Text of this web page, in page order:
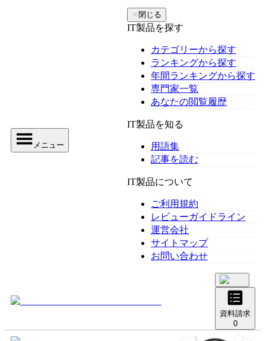
メニュー
✕ 閉じる
IT製品を探す
カテゴリーから探す
ランキングから探す
年間ランキングから探す
専門家一覧
あなたの閲覧履歴
IT製品を知る
用語集
記事を読む
IT製品について
ご利用規約
レビューガイドライン
運営会社
サイトマップ
お問い合わせ
資料請求
0